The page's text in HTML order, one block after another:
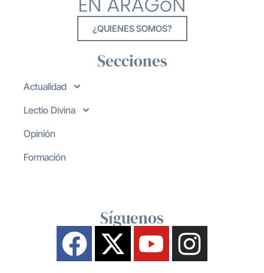
¿QUIENES SOMOS?
Secciones
Actualidad
Lectio Divina
Opinión
Formación
Síguenos